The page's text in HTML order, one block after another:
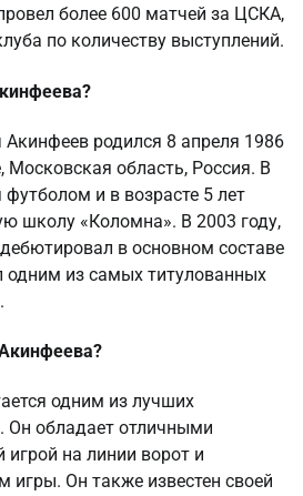
более 600 матчей за ЦСКА,
по количеству выступлений.
родился 8 апреля 1986
Московская область, Россия. В
футболом и в возрасте 5 лет
школу «Коломна». В 2003 году,
дебютировал в основном составе
одним из самых титулованных
одним из лучших
Он обладает отличными
на линии ворот и
игры. Он также известен своей